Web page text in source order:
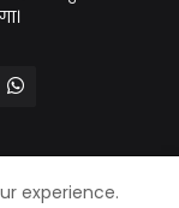
Privacy Policy
experience.